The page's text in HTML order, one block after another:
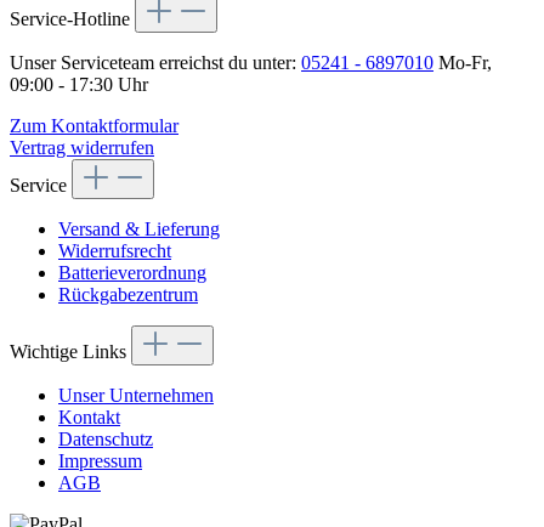
Service-Hotline
Unser Serviceteam erreichst du unter: 05241 - 6897010 Mo-Fr,
09:00 - 17:30 Uhr
Zum Kontaktformular
Vertrag widerrufen
Service
Versand & Lieferung
Widerrufsrecht
Batterieverordnung
Rückgabezentrum
Wichtige Links
Unser Unternehmen
Kontakt
Datenschutz
Impressum
AGB